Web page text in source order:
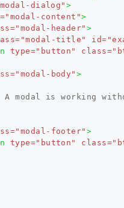
dialog" >
"modal-content">
"modal-header" >
"modal-title" id=
type="button" class=
"modal-body" >
A modal is working
"modal-footer" >
type="button" class=